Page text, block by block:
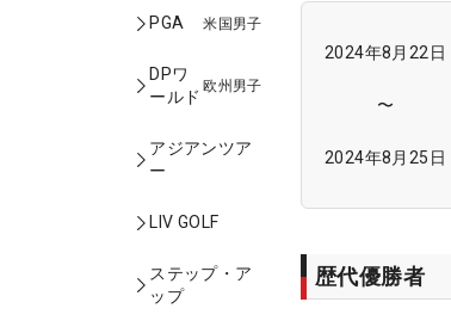
PGA 米国男子
DPワ
ールド
欧州男子
アジアンツア
ー
LIV GOLF
ステップ・ア
ップ
2024年8月22日
〜
2024年8月25日
歴代優勝者